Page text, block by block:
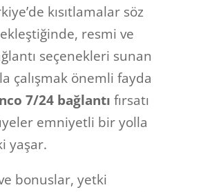
kısıtlamalar söz
resmi ve
seçenekleri sunan
çalışmak önemli fayda
7/24 bağlantı fırsatı
emniyetli bir yolla
yaşar.
bonuslar, yetki